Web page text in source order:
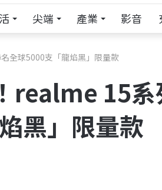
尖端 產業 影音
全球5000支「龍焰黑」限量款
realme 15
黑」限量款